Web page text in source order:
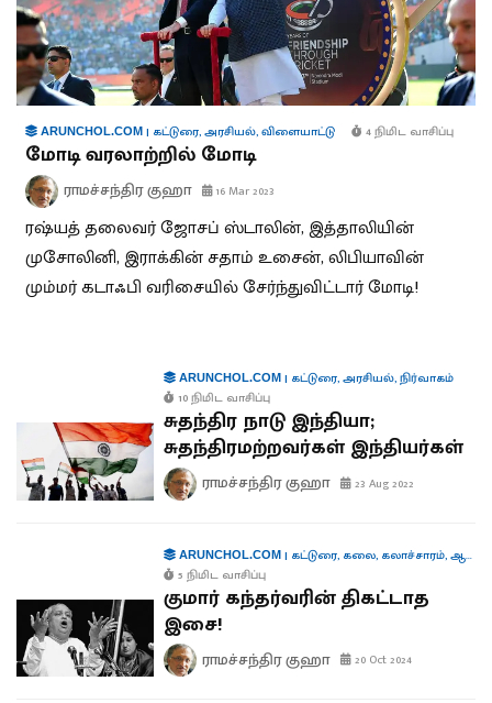
ARUNCHOL.COM | கட்டுரை,அரசியல்,விளையாட்டு 4 நிமிட வாசிப்பு
மோடி வரலாற்றில் மோடி
ராமச்சந்திர குஹா 16 Mar 2023
ரஷ்யத் தலைவர் ஜோசப் ஸ்டாலின், இத்தாலியின்
முசோலினி, இராக்கின் சதாம் உசைன், லிபியாவின்
மும்மர் கடாஃபி வரிசையில் சேர்ந்துவிட்டார் மோடி!
ARUNCHOL.COM| கட்டுரை,அரசியல்,நிர்வாகம்
10 நிமிட வாசிப்பு
சுதந்திர நாடு இந்தியா;
சுதந்திரமற்றவர்கள் இந்தியர்கள்
ராமச்சந்திர குஹா 23 Aug 2022
ARUNCHOL.COM| கட்டுரை, கலை, கலாச்சாரம்,ஆளுமைகள்
5 நிமிட வாசிப்பு
குமார் கந்தர்வரின் திகட்டாத
இசை!
ராமச்சந்திர குஹா 20 Oct 2024